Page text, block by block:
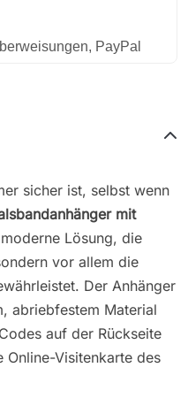
PayPal
sicher ist, selbst wenn
mit
Lösung, die
vor allem die
Der Anhänger
abriebfestem Material
auf der Rückseite
Visitenkarte des